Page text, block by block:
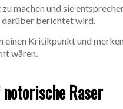
machen und sie
berichtet wird.
einen Kritikpunkt und
wären.
Raser